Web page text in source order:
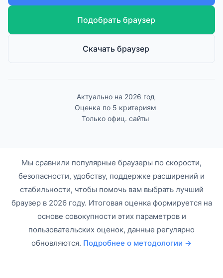
Подобрать браузер
Скачать браузер
Актуально на 2026 год
Оценка по 5 критериям
Только офиц. сайты
Мы сравнили популярные браузеры по скорости,
безопасности, удобству, поддержке расширений и
стабильности, чтобы помочь вам выбрать лучший
браузер в 2026 году. Итоговая оценка формируется на
основе совокупности этих параметров и
пользовательских оценок, данные регулярно
обновляются. Подробнее о методологии →